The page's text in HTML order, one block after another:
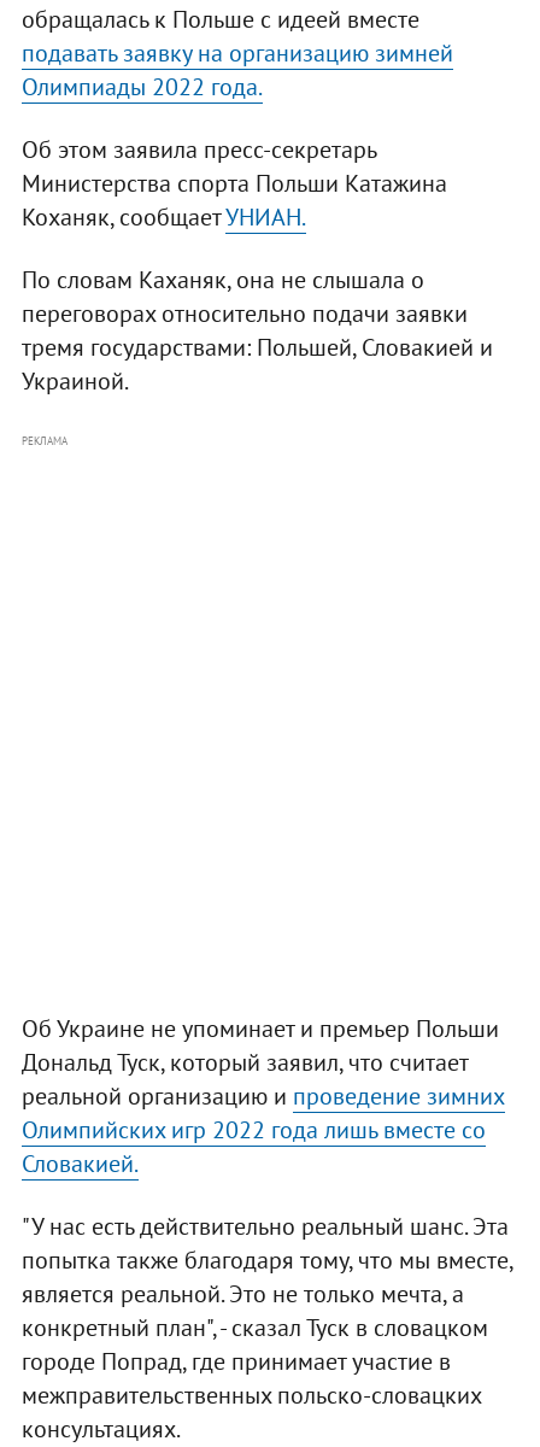
обращалась к Польше с идеей вместе
подавать заявку на организацию зимней
Олимпиады 2022 года.
Об этом заявила пресс-секретарь
Министерства спорта Польши Катажина
Коханяк, сообщаетУНИАН.
По словам Каханяк, она не слышала о
переговорах относительно подачи заявки
тремя государствами: Польшей, Словакией и
Украиной.
РЕКЛАМА
Об Украине не упоминает и премьер Польши
Дональд Туск, который заявил, что считает
реальной организацию и проведение зимних
Олимпийских игр 2022 года лишь вместе со
Словакией.
"У нас есть действительно реальный шанс. Эта
попытка также благодаря тому, что мы вместе,
является реальной. Это не только мечта, а
конкретный план", - сказал Туск в словацком
городе Попрад, где принимает участие в
межправительственных польско-словацких
консультациях.